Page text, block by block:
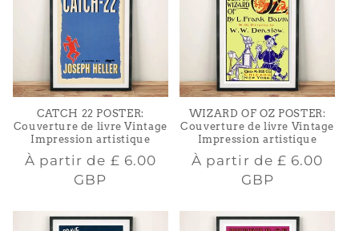
CATCH 22 POSTER:
Couverture de livre Vintage
Impression artistique
Prix
habituel
À partir de £ 6.00
GBP
WIZARD OF OZ POSTER:
Couverture de livre Vintage
Impression artistique
Prix
habituel
À partir de £ 6.00
GBP